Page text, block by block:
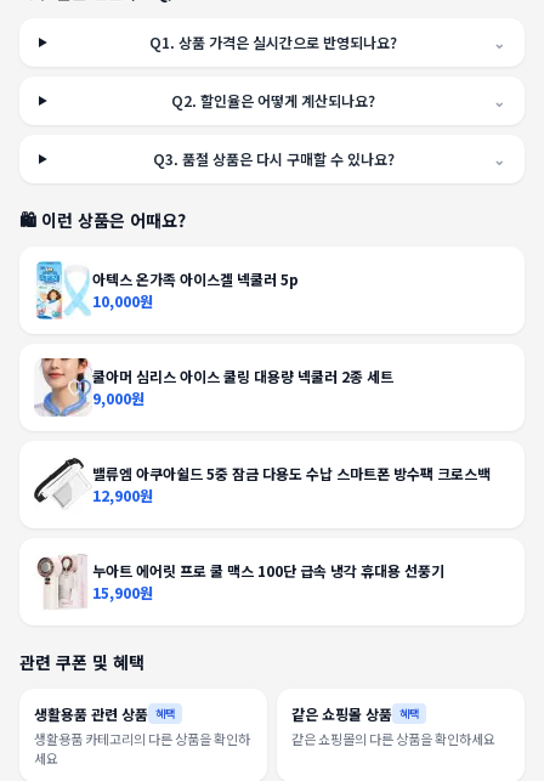
Q1.상품 가격은 실시간으로 반영되나요? ⌄
Q2.할인율은 어떻게 계산되나요? ⌄
Q3. 품절 상품은 다시 구매할 수 있나요? ⌄
🛍️ 이런 상품은 어때요?
아텍스 온가족 아이스겔 넥쿨러 5p
10,000원
쿨아머 심리스 아이스 쿨링 대용량 넥쿨러 2종 세트
9,000원
밸류엠 아쿠아쉴드 5중 잠금 다용도 수납 스마트폰 방수팩 크로스백
12,900원
누아트 에어릿 프로 쿨 맥스 100단 급속 냉각 휴대용 선풍기
15,900원
관련 쿠폰 및 혜택
생활용품 관련 상품 혜택
생활용품 카테고리의 다른 상품을 확인하
세요
같은 쇼핑몰 상품 혜택
같은 쇼핑몰의 다른 상품을 확인하세요